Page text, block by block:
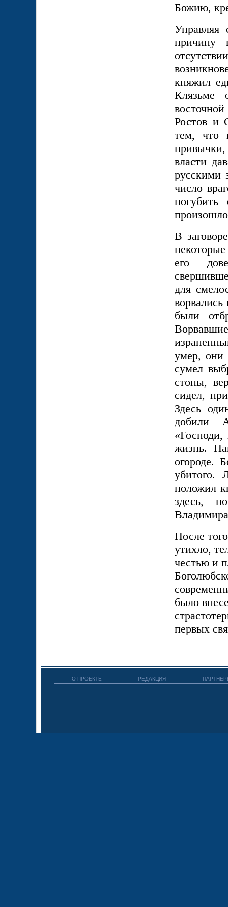
Божию,
Управляя
причину
княжил
Клязьме
Ростов и
тем, что
привычки,
власти
русскими
число
В
его
для
были
умер, они
сумел
стоны,
сидел,
Здесь
добили
жизнь.
огороде.
убитого.
положил
здесь,
После
утихло,
честью и
было
первых
О ПРОЕКТЕ РЕДАКЦИЯ